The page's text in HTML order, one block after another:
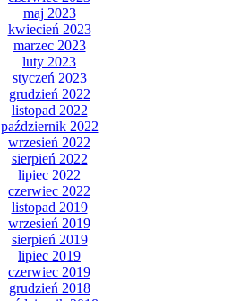
maj 2023
kwiecień 2023
marzec 2023
luty 2023
styczeń 2023
grudzień 2022
listopad 2022
październik 2022
wrzesień 2022
sierpień 2022
lipiec 2022
czerwiec 2022
listopad 2019
wrzesień 2019
sierpień 2019
lipiec 2019
czerwiec 2019
grudzień 2018